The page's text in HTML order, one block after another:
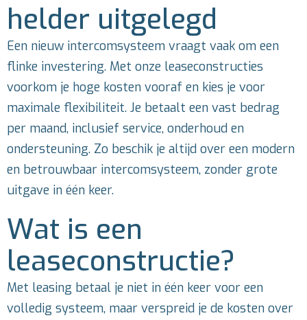
helder uitgelegd
Een nieuw intercomsysteem vraagt vaak om een
flinke investering. Met onze leaseconstructies
voorkom je hoge kosten vooraf en kies je voor
maximale flexibiliteit. Je betaalt een vast bedrag
per maand, inclusief service, onderhoud en
ondersteuning. Zo beschik je altijd over een modern
en betrouwbaar intercomsysteem, zonder grote
uitgave in één keer.
Wat is een
leaseconstructie?
Met leasing betaal je niet in één keer voor een
volledig systeem, maar verspreid je de kosten over